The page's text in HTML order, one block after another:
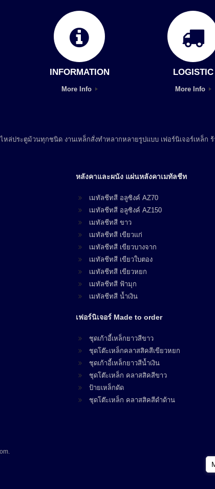
INFORMATION
More Info
LOGISTIC
More Info
ล่ประตูม้วนทุกชนิด งานเหล็กสั่งทำหลากหลายรูปแบบ เฟอร์นิเจอร์เหล็ก
หลังคาและผนัง แผ่นหลังคาเมทัลชีท
เมทัลชีทสี อลูซิงค์ AZ70
เมทัลชีทสี อลูซิงค์ AZ150
เมทัลชีทสี ขาว
เมทัลชีทสี เขียวแก่
เมทัลชีทสี เขียวบางจาก
เมทัลชีทสี เขียวใบตอง
เมทัลชีทสี เขียวหยก
เมทัลชีทสี ฟ้ามุก
เมทัลชีทสี น้ำเงิน
เฟอร์นิเจอร์ Made to order
ชุดเก้าอี้เหล็กยาวสีขาว
ชุดโต๊ะเหล็กคลาสสิคสีเขียวหยก
ชุดเก้าอี้เหล็กยาวสีน้ำเงิน
ชุดโต๊ะเหล็ก คลาสสิคสีขาว
ป้ายเหล็กดัด
ชุดโต๊ะเหล็ก คลาสสิคสีดำด้าน